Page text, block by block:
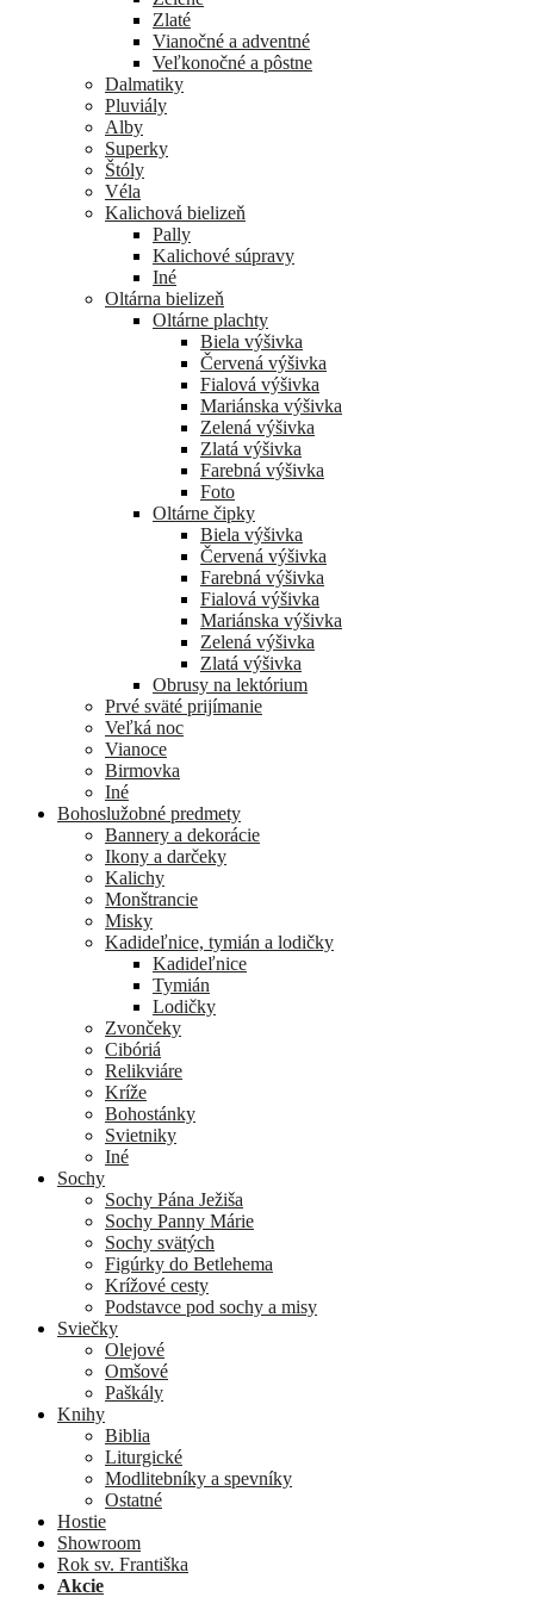
Zlaté
Vianočné a adventné
Veľkonočné a pôstne
Dalmatiky
Pluviály
Alby
Superky
Štóly
Véla
Kalichová bielizeň
Pally
Kalichové súpravy
Iné
Oltárna bielizeň
Oltárne plachty
Biela výšivka
Červená výšivka
Fialová výšivka
Mariánska výšivka
Zelená výšivka
Zlatá výšivka
Farebná výšivka
Foto
Oltárne čipky
Biela výšivka
Červená výšivka
Farebná výšivka
Fialová výšivka
Mariánska výšivka
Zelená výšivka
Zlatá výšivka
Obrusy na lektórium
Prvé sväté prijímanie
Veľká noc
Vianoce
Birmovka
Iné
Bohoslužobné predmety
Bannery a dekorácie
Ikony a darčeky
Kalichy
Monštrancie
Misky
Kadideľnice, tymián a lodičky
Kadideľnice
Tymián
Lodičky
Zvončeky
Cibóriá
Relikviáre
Kríže
Bohostánky
Svietniky
Iné
Sochy
Sochy Pána Ježiša
Sochy Panny Márie
Sochy svätých
Figúrky do Betlehema
Krížové cesty
Podstavce pod sochy a misy
Sviečky
Olejové
Omšové
Paškály
Knihy
Biblia
Liturgické
Modlitebníky a spevníky
Ostatné
Hostie
Showroom
Rok sv. Františka
Akcie